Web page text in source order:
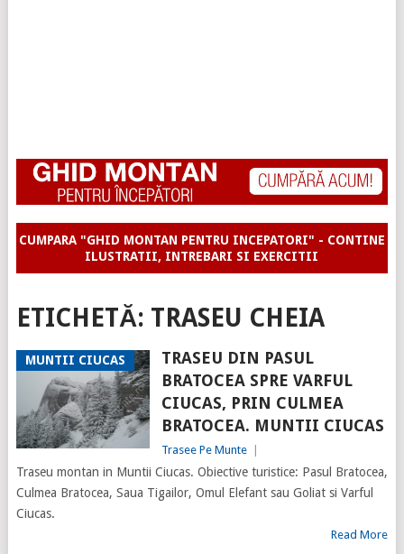
CUMPARA "GHID MONTAN PENTRU INCEPATORI" - CONTINE
ILUSTRATII, INTREBARI SI EXERCITII
ETICHETĂ: TRASEU CHEIA
MUNTII CIUCAS
TRASEU DIN PASUL
BRATOCEA SPRE VARFUL
CIUCAS, PRIN CULMEA
BRATOCEA. MUNTII CIUCAS
Trasee Pe Munte
Traseu montan in Muntii Ciucas. Obiective turistice: Pasul Bratocea,
Culmea Bratocea, Saua Tigailor, Omul Elefant sau Goliat si Varful
Ciucas.
Read More